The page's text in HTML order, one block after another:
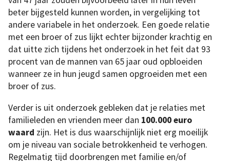
beter bijgesteld kunnen worden, in vergelijking tot
andere variabele in het onderzoek. Een goede relatie
met een broer of zus lijkt echter bijzonder krachtig en
dat uitte zich tijdens het onderzoek in het feit dat 93
procent van de mannen van 65 jaar oud opbloeiden
wanneer ze in hun jeugd samen opgroeiden met een
broer of zus.
Verder is uit onderzoek gebleken dat je relaties met
familieleden en vrienden meer dan 100.000 euro
waard zijn. Het is dus waarschijnlijk niet erg moeilijk
om je niveau van sociale betrokkenheid te verhogen.
Regelmatig tijd doorbrengen met familie en/of